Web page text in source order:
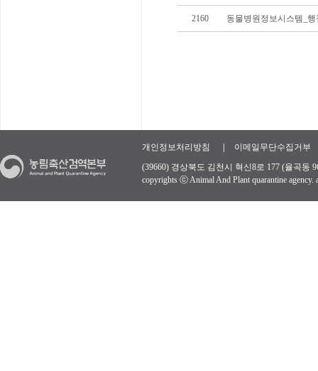
2160 동물병원정보시스템_
개인정보처리방침
이메일무단수집거부
(39660) 경상북도 김천시 혁신8로 177 (율곡동
copyrights ⓒ Animal And Plant quarantine agency.